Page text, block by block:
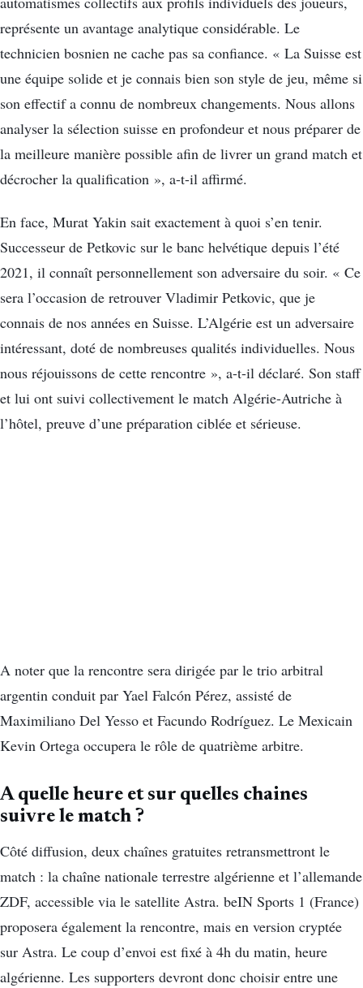
représente un avantage analytique considérable. Le
technicien bosnien ne cache pas sa confiance. « La Suisse est
une équipe solide et je connais bien son style de jeu, même si
son effectif a connu de nombreux changements. Nous allons
analyser la sélection suisse en profondeur et nous préparer de
la meilleure manière possible afin de livrer un grand match et
décrocher la qualification », a-t-il affirmé.
En face, Murat Yakin sait exactement à quoi s’en tenir.
Successeur de Petkovic sur le banc helvétique depuis l’été
2021, il connaît personnellement son adversaire du soir. « Ce
sera l’occasion de retrouver Vladimir Petkovic, que je
connais de nos années en Suisse. L’Algérie est un adversaire
intéressant, doté de nombreuses qualités individuelles. Nous
nous réjouissons de cette rencontre », a-t-il déclaré. Son staff
et lui ont suivi collectivement le match Algérie-Autriche à
l’hôtel, preuve d’une préparation ciblée et sérieuse.
A noter que la rencontre sera dirigée par le trio arbitral
argentin conduit par Yael Falcón Pérez, assisté de
Maximiliano Del Yesso et Facundo Rodríguez. Le Mexicain
Kevin Ortega occupera le rôle de quatrième arbitre.
A quelle heure et sur quelles chaines
suivre le match ?
Côté diffusion, deux chaînes gratuites retransmettront le
match : la chaîne nationale terrestre algérienne et l’allemande
ZDF, accessible via le satellite Astra. beIN Sports 1 (France)
proposera également la rencontre, mais en version cryptée
sur Astra. Le coup d’envoi est fixé à 4h du matin, heure
algérienne. Les supporters devront donc choisir entre une